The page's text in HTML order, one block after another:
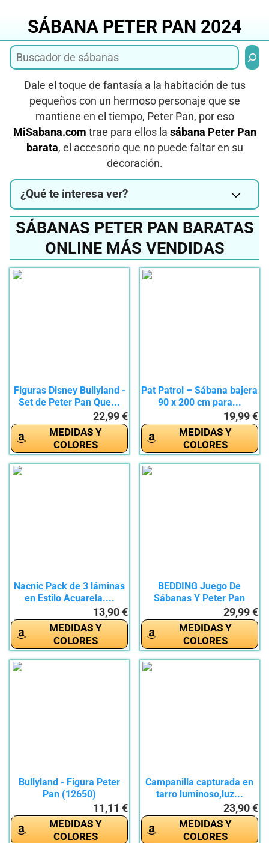
contenidoSÁBANA PETER PAN 2024
Dale el toque de fantasía a la habitación de tus
pequeños con un hermoso personaje que se
mantiene en el tiempo, Peter Pan, por eso
MiSabana.com trae para ellos la sábana Peter Pan
barata, el accesorio que no puede faltar en su
decoración.
¿Qué te interesa ver?
SÁBANAS PETER PAN BARATAS
ONLINE MÁS VENDIDAS
Figuras Disney Bullyland -
Set de Peter Pan Que...
22,99 €
MEDIDAS Y
COLORES
Pat Patrol – Sábana bajera
90 x 200 cm para...
19,99 €
MEDIDAS Y
COLORES
Nacnic Pack de 3 láminas
en Estilo Acuarela....
13,90 €
MEDIDAS Y
COLORES
BEDDING Juego De
Sábanas Y Peter Pan
29,99 €
MEDIDAS Y
COLORES
Bullyland - Figura Peter
Pan (12650)
11,11 €
MEDIDAS Y
COLORES
Campanilla capturada en
tarro luminoso,luz...
23,90 €
MEDIDAS Y
COLORES